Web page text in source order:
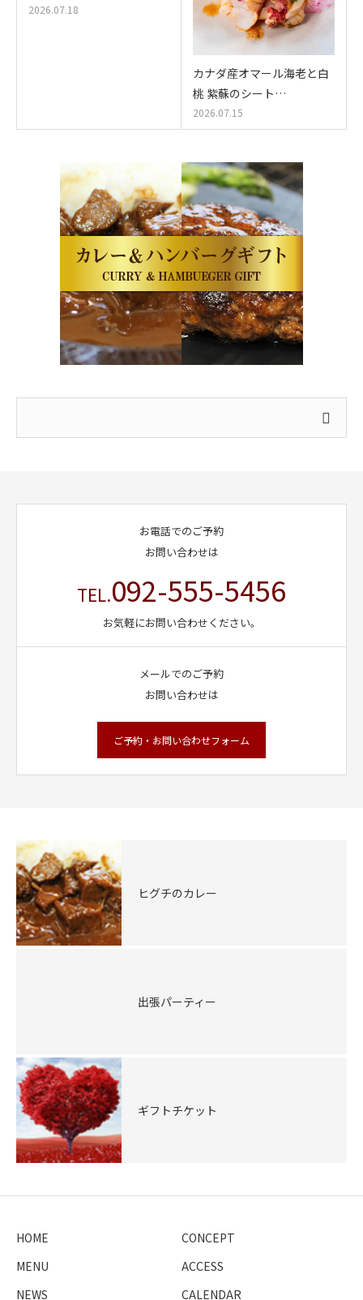
2026.07.18
カナダ産オマール海老と白
桃 紫蘇のシート…
2026.07.15
お電話でのご予約
お問い合わせは
TEL.092-555-5456
お気軽にお問い合わせください。
メールでのご予約
お問い合わせは
ご予約・お問い合わせフォーム
ヒグチのカレー
出張パーティー
ギフトチケット
HOME
CONCEPT
MENU
ACCESS
NEWS
CALENDAR